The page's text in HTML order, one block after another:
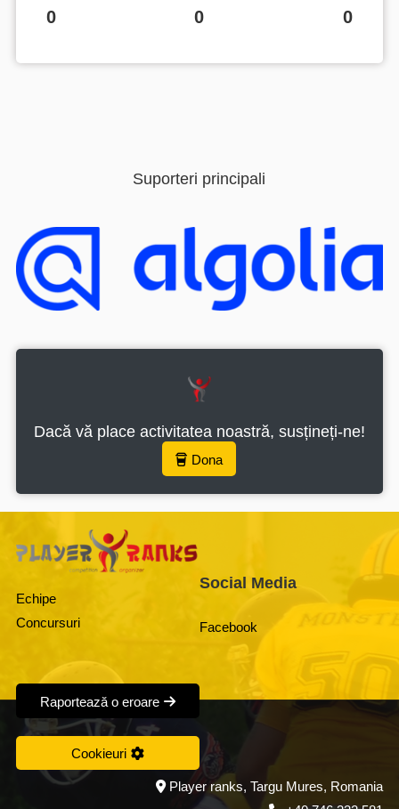
0 0 0
Suporteri principali
Dacă vă place activitatea noastră, susțineți-ne!
Dona
Echipe
Concursuri
Raportează o eroare
Cookieuri
Social Media
Facebook
Player ranks, Targu Mures, Romania